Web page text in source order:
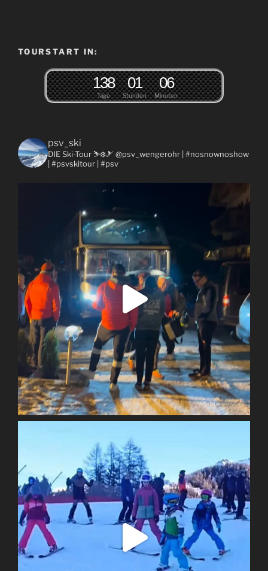
TOURSTART IN:
Tage
138
Stunden
01
Minuten
06
psv_ski
DIE Ski-Tour ⛷❄️🎿 @psv_wengerohr | #nosnownoshow
| #psvskitour | #psv